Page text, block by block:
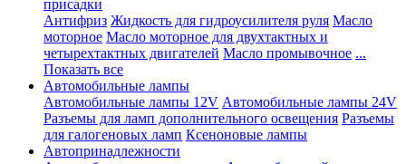
присадки
Антифриз Жидкость для гидроусилителя руля Масло
моторное Масло моторное для двухтактных и
четырехтактных двигателей Масло промывочное ...
Показать все
Автомобильные лампы
Автомобильные лампы 12V Автомобильные лампы 24V
Разъемы для ламп дополнительного освещения Разъемы
для галогеновых ламп Ксеноновые лампы
Автопринадлежности